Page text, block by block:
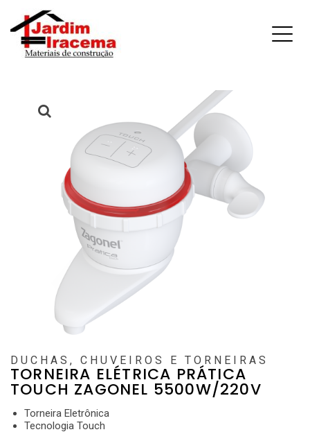
DUCHAS, CHUVEIROS E TORNEIRAS
TORNEIRA ELÉTRICA PRÁTICA
TOUCH ZAGONEL 5500W/220V
Torneira Eletrônica
Tecnologia Touch